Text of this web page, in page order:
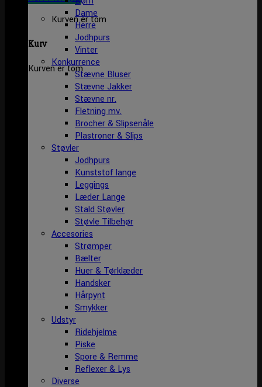
Kurven er tom
Kurv
Kurven er tom
Dame
Herre
Jodhpurs
Vinter
Konkurrence
Stævne Bluser
Stævne Jakker
Stævne nr.
Fletning mv.
Brocher & Slipsenåle
Plastroner & Slips
Støvler
Jodhpurs
Kunststof lange
Leggings
Læder Lange
Stald Støvler
Støvle Tilbehør
Accesories
Strømper
Bælter
Huer & Tørklæder
Handsker
Hårpynt
Smykker
Udstyr
Ridehjelme
Piske
Spore & Remme
Reflexer & Lys
Diverse